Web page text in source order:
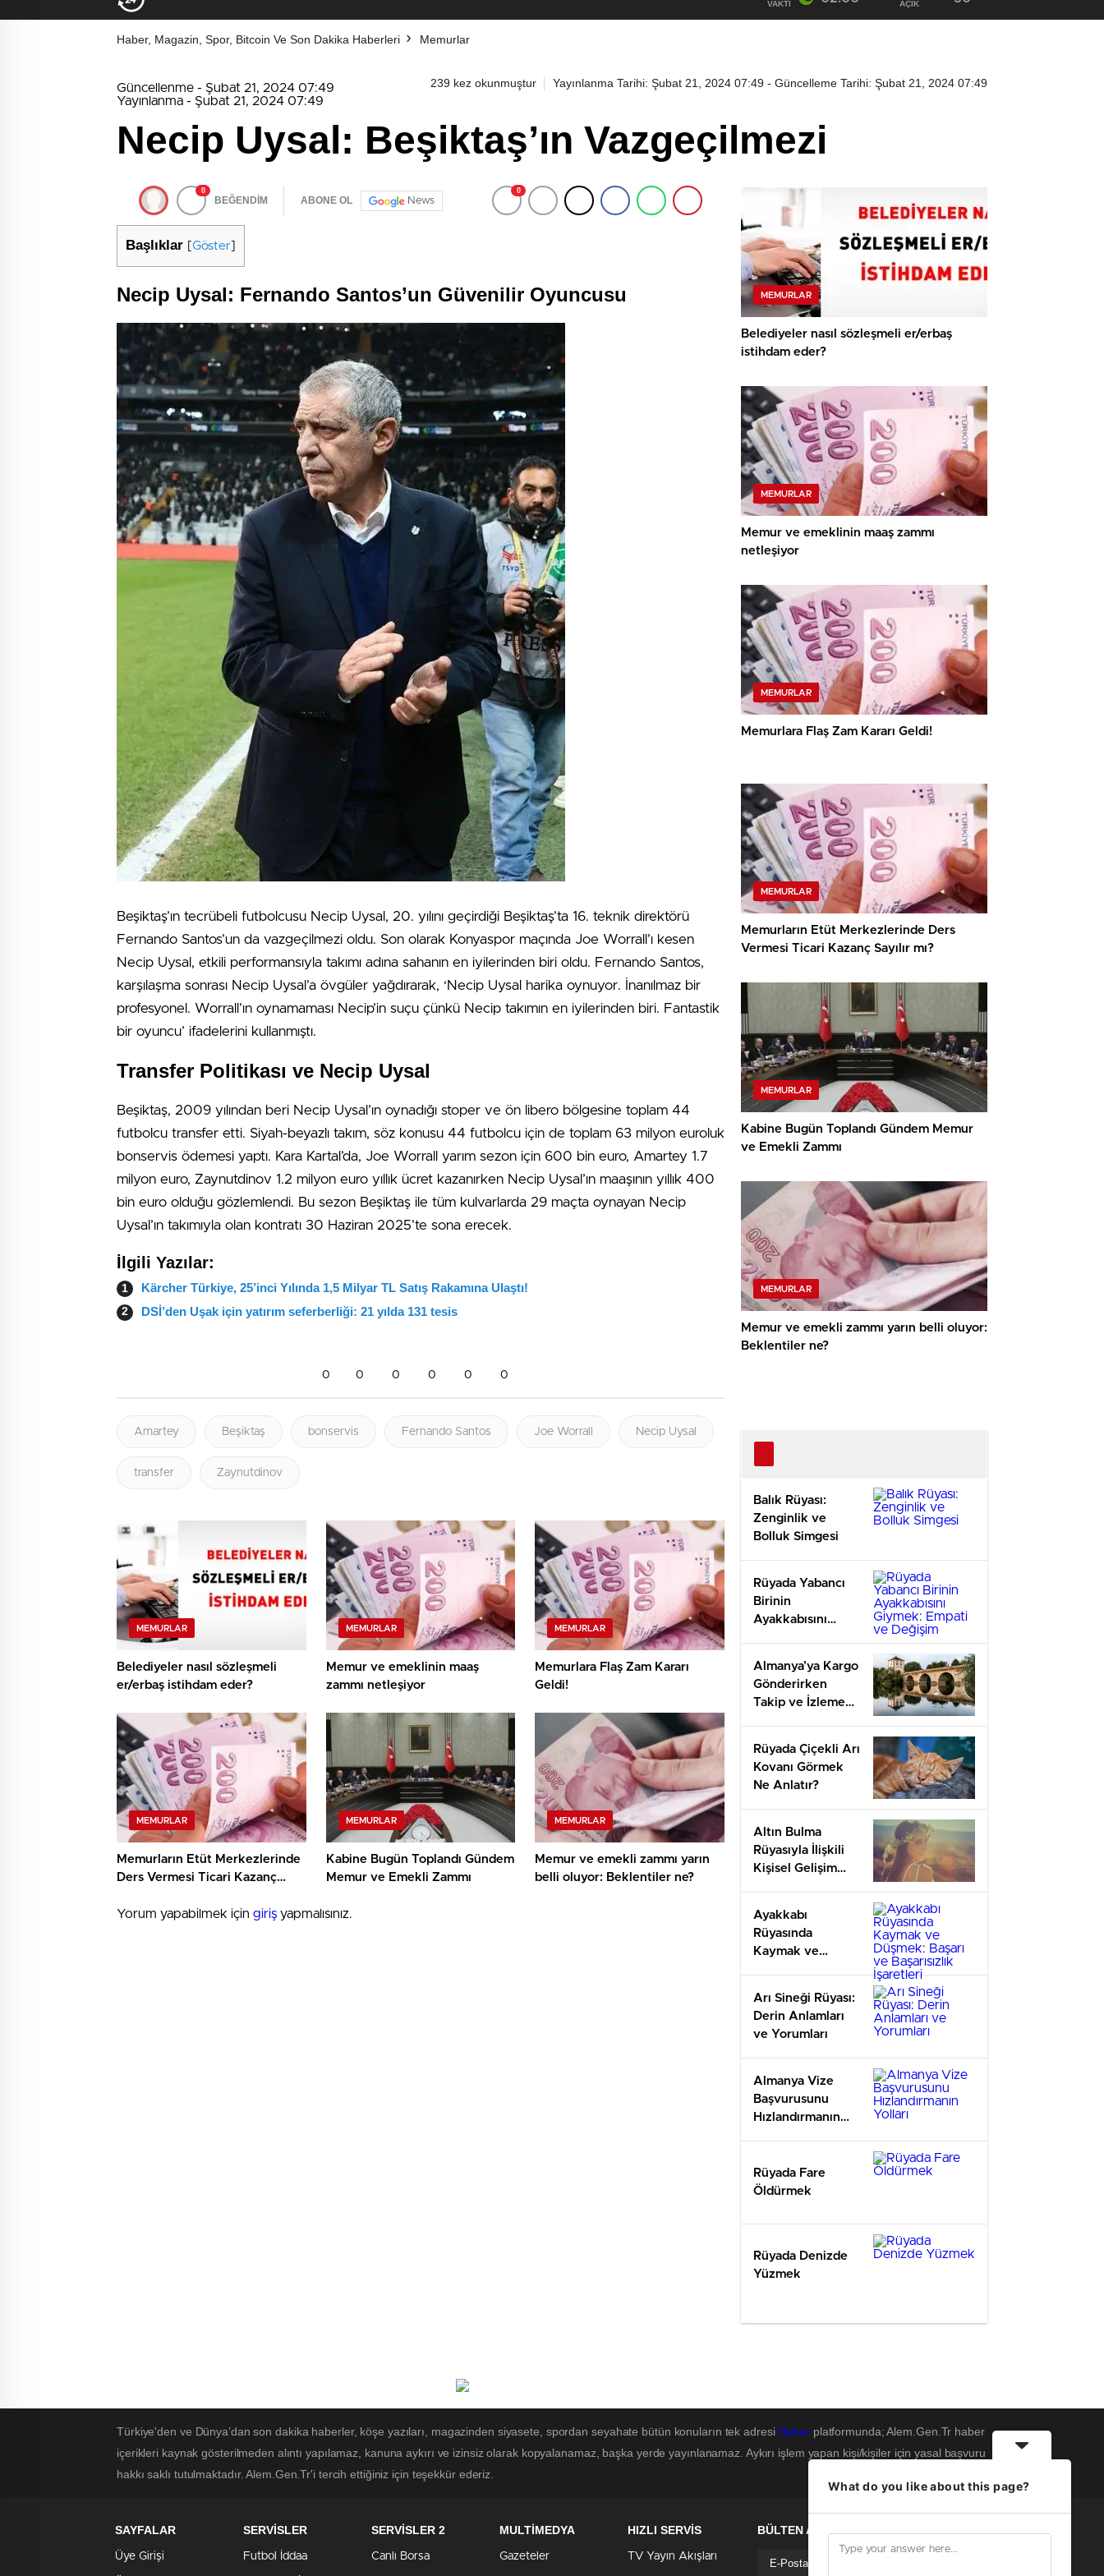
VAKTI
AÇIK
Haber, Magazin, Spor, Bitcoin Ve Son Dakika Haberleri Memurlar
239 kez okunmuştur Yayınlanma Tarihi: Şubat 21, 2024 07:49 - Güncelleme Tarihi: Şubat 21, 2024 07:49
Güncellenme - Şubat 21, 2024 07:49
Yayınlanma - Şubat 21, 2024 07:49
Necip Uysal: Beşiktaş’ın Vazgeçilmezi
0
BEĞENDİM ABONE OL News
0
Başlıklar Göster
Necip Uysal: Fernando Santos’un Güvenilir Oyuncusu
Beşiktaş’ın tecrübeli futbolcusu Necip Uysal, 20. yılını geçirdiği Beşiktaş’ta 16. teknik direktörü
Fernando Santos’un da vazgeçilmezi oldu. Son olarak Konyaspor maçında Joe Worrall’ı kesen
Necip Uysal, etkili performansıyla takımı adına sahanın en iyilerinden biri oldu. Fernando Santos,
karşılaşma sonrası Necip Uysal’a övgüler yağdırarak, ‘Necip Uysal harika oynuyor. İnanılmaz bir
profesyonel. Worrall’ın oynamaması Necip’in suçu çünkü Necip takımın en iyilerinden biri. Fantastik
bir oyuncu’ ifadelerini kullanmıştı.
Transfer Politikası ve Necip Uysal
Beşiktaş, 2009 yılından beri Necip Uysal’ın oynadığı stoper ve ön libero bölgesine toplam 44
futbolcu transfer etti. Siyah-beyazlı takım, söz konusu 44 futbolcu için de toplam 63 milyon euroluk
bonservis ödemesi yaptı. Kara Kartal’da, Joe Worrall yarım sezon için 600 bin euro, Amartey 1.7
milyon euro, Zaynutdinov 1.2 milyon euro yıllık ücret kazanırken Necip Uysal’ın maaşının yıllık 400
bin euro olduğu gözlemlendi. Bu sezon Beşiktaş ile tüm kulvarlarda 29 maçta oynayan Necip
Uysal’ın takımıyla olan kontratı 30 Haziran 2025’te sona erecek.
İlgili Yazılar:
Kärcher Türkiye, 25’inci Yılında 1,5 Milyar TL Satış Rakamına Ulaştı!
DSİ’den Uşak için yatırım seferberliği: 21 yılda 131 tesis
0 0 0 0 0 0
Amartey Beşiktaş bonservis Fernando Santos Joe Worrall Necip Uysal
transfer Zaynutdinov
MEMURLAR
Belediyeler nasıl sözleşmeli
er/erbaş istihdam eder?
MEMURLAR
Memur ve emeklinin maaş
zammı netleşiyor
MEMURLAR
Memurlara Flaş Zam Kararı
Geldi!
MEMURLAR
Memurların Etüt Merkezlerinde
Ders Vermesi Ticari Kazanç
MEMURLAR
Kabine Bugün Toplandı Gündem
Memur ve Emekli Zammı
MEMURLAR
Memur ve emekli zammı yarın
belli oluyor: Beklentiler ne?
Yorum yapabilmek için giriş yapmalısınız.
MEMURLAR
Belediyeler nasıl sözleşmeli er/erbaş
istihdam eder?
MEMURLAR
Memur ve emeklinin maaş zammı
netleşiyor
MEMURLAR
Memurlara Flaş Zam Kararı Geldi!
MEMURLAR
Memurların Etüt Merkezlerinde Ders
Vermesi Ticari Kazanç Sayılır mı?
MEMURLAR
Kabine Bugün Toplandı Gündem Memur
ve Emekli Zammı
MEMURLAR
Memur ve emekli zammı yarın belli oluyor:
Beklentiler ne?
Balık Rüyası:
Zenginlik ve
Bolluk Simgesi
Rüyada Yabancı
Birinin
Ayakkabısını
Almanya’ya Kargo
Gönderirken
Takip ve İzleme
Rüyada Çiçekli Arı
Kovanı Görmek
Ne Anlatır?
Altın Bulma
Rüyasıyla İlişkili
Kişisel Gelişim
Ayakkabı
Rüyasında
Kaymak ve
İşaretleri
Arı Sineği Rüyası:
Derin Anlamları
ve Yorumları
Almanya Vize
Başvurusunu
Hızlandırmanın
Rüyada Fare
Öldürmek
Rüyada Denizde
Yüzmek
Türkiye'den ve Dünya’dan son dakika haberler, köşe yazıları, magazinden siyasete, spordan seyahate bütün konuların tek adresi Haberplatformunda; Alem.Gen.Tr haber
içerikleri kaynak gösterilmeden alıntı yapılamaz, kanuna aykırı ve izinsiz olarak kopyalanamaz, başka yerde yayınlanamaz. Aykırı işlem yapan kişi/kişiler için yasal başvuru
hakkı saklı tutulmaktadır. Alem.Gen.Tr'i tercih ettiğiniz için teşekkür ederiz.
SAYFALAR
Üye Girişi
SERVİSLER
Futbol İddaa
SERVİSLER 2
Canlı Borsa
MULTİMEDYA
Gazeteler
HIZLI SERVİS
TV Yayın Akışları
BÜLTEN ABONELİĞİ
What do you like about this page?